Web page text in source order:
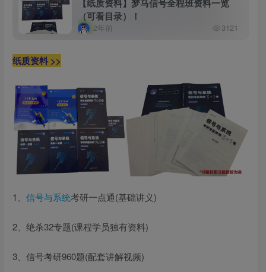
【纸质资料】梦马信号全程班资料一览
（可看目录）！
2年前 3121
纸质资料 >>
1、 信号与系统考研一点通(基础讲义)
2、绝杀32专题(课程学员独有资料)
3、信号考研960题(配套讲解视频)